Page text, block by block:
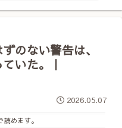
のない警告は、
いた。｜
2026.05.07
読めます。